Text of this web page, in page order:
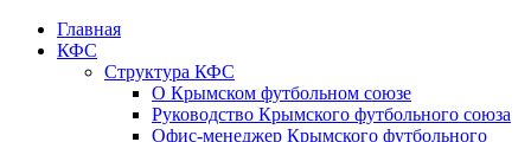
Главная
КФС
Структура КФС
О Крымском футбольном союзе
Руководство Крымского футбольного союза
Офис-менеджер Крымского футбольного